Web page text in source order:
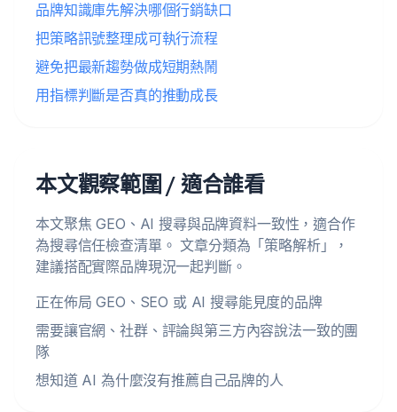
品牌知識庫先解決哪個行銷缺口
把策略訊號整理成可執行流程
避免把最新趨勢做成短期熱鬧
用指標判斷是否真的推動成長
本文觀察範圍 / 適合誰看
本文聚焦 GEO、AI 搜尋與品牌資料一致性，適合作
為搜尋信任檢查清單。 文章分類為「策略解析」，
建議搭配實際品牌現況一起判斷。
正在佈局 GEO、SEO 或 AI 搜尋能見度的品牌
需要讓官網、社群、評論與第三方內容說法一致的團
隊
想知道 AI 為什麼沒有推薦自己品牌的人